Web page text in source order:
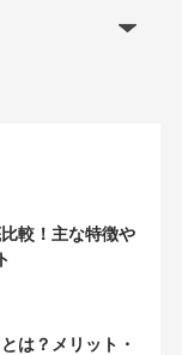
較！主な特徴や
は？メリット・